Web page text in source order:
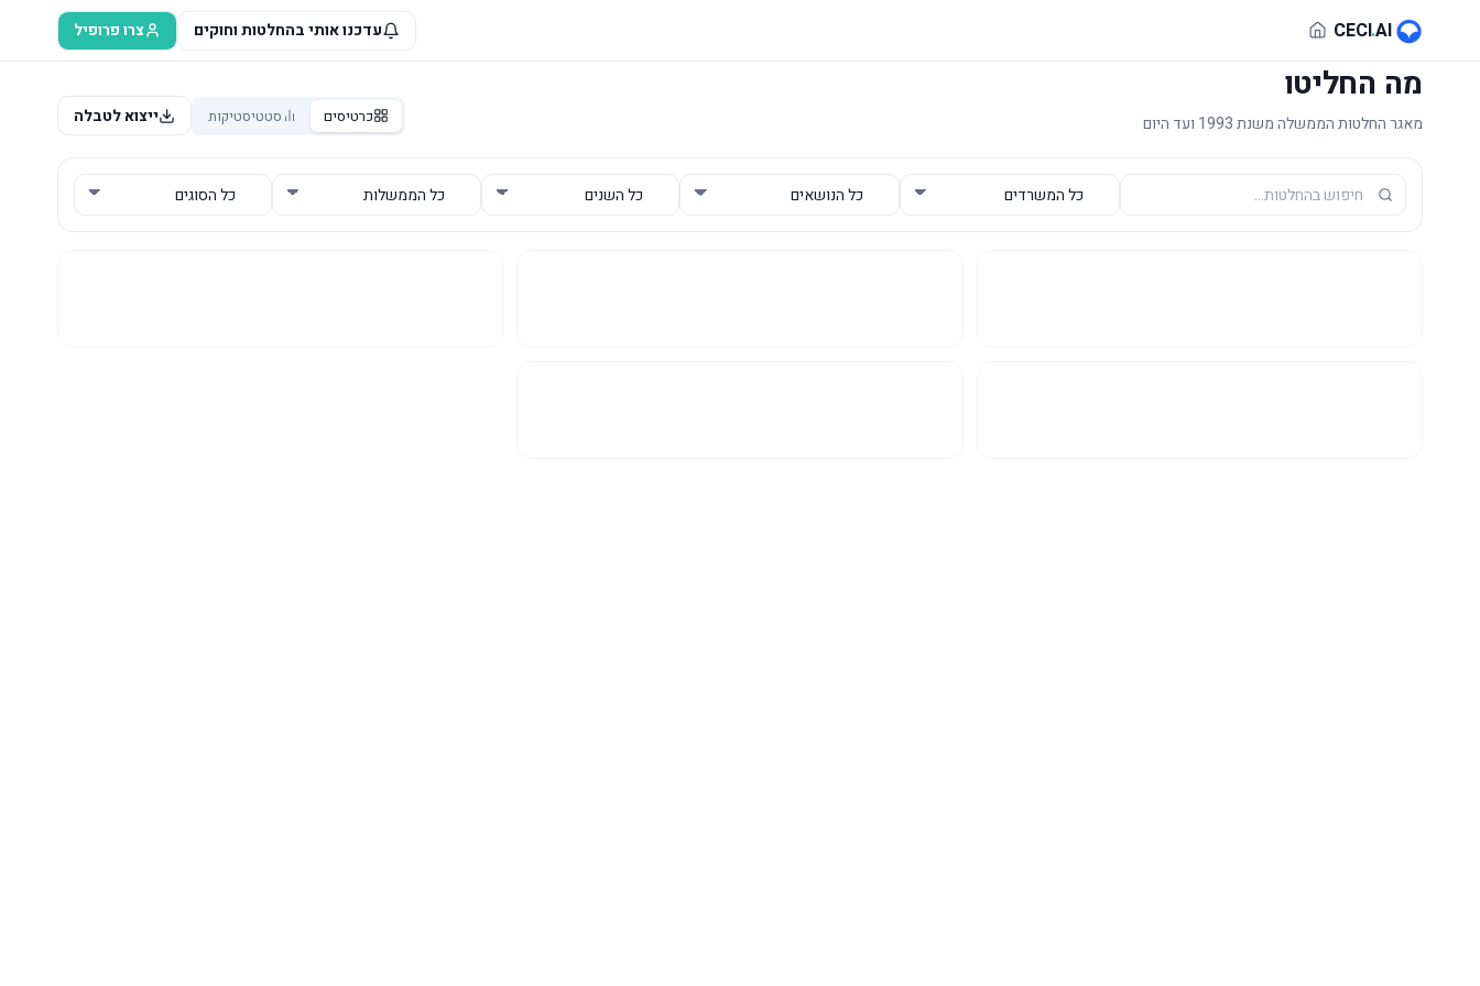
דלג לתוכן הראשי
CECI.AI עדכנו אותי בהחלטות וחוקים צרו פרופיל
מה החליטו
מאגר החלטות הממשלה משנת 1993 ועד היום כרטיסים סטטיסטיקות ייצוא לטבלה